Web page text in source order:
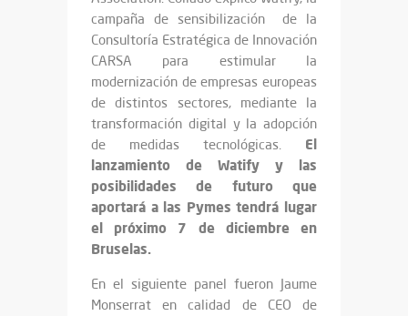
campaña de sensibilización de la
Consultoría Estratégica de Innovación
CARSA para estimular la
modernización de empresas europeas
de distintos sectores, mediante la
transformación digital y la adopción
de medidas tecnológicas. El
lanzamiento de Watify y las
posibilidades de futuro que
aportará a las Pymes tendrá lugar
el próximo 7 de diciembre en
Bruselas.
En el siguiente panel fueron Jaume
Monserrat en calidad de CEO de